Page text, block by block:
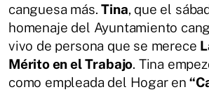
canguesa más.Tina, que el
homenaje del Ayuntamiento
vivo de persona que se merece
Mérito en el Trabajo. Tina
como empleada del Hogar en